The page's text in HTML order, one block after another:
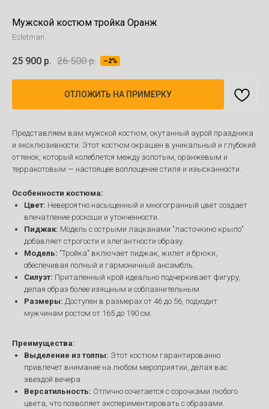
Мужской костюм тройка Оранж
Estetman
25 900 р. 26 500 р. –2%
ОТЛОЖИТЬ НА ПРИМЕРКУ
Представляем вам мужской костюм, окутанный аурой праздника
и эксклюзивности. Этот костюм окрашен в уникальный и глубокий
оттенок, который колеблется между золотым, оранжевым и
терракотовым — настоящее воплощение стиля и изысканности.
Особенности костюма:
Цвет: Невероятно насыщенный и многогранный цвет создает
впечатление роскоши и утонченности.
Пиджак: Модель с острыми лацканами "ласточкино крыло"
добавляет строгости и элегантности образу.
Модель: "Тройка" включает пиджак, жилет и брюки,
обеспечивая полный и гармоничный ансамбль.
Силуэт: Приталенный крой идеально подчеркивает фигуру,
делая образ более изящным и соблазнительным.
Размеры: Доступен в размерах от 46 до 56, подходит
мужчинам ростом от 165 до 190 см.
Преимущества:
Выделение из толпы: Этот костюм гарантированно
привлечет внимание на любом мероприятии, делая вас
звездой вечера.
Версатильность: Отлично сочетается с сорочками любого
цвета, что позволяет экспериментировать с образами.